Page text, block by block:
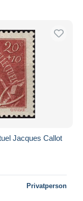
Jacques Callot
Privatperson